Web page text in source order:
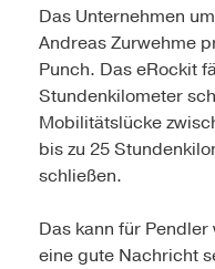
Das Unternehmen
Andreas Zurwehme
Punch. Das eRockit
Stundenkilometer
Mobilitätslücke
bis zu 25
schließen.
Das kann für
eine gute Nachricht